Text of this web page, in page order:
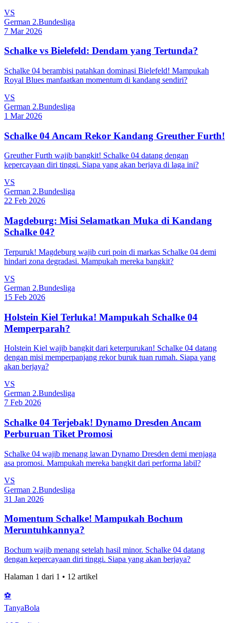
VS
German 2.Bundesliga
7 Mar 2026
Schalke vs Bielefeld: Dendam yang Tertunda?
Schalke 04 berambisi patahkan dominasi Bielefeld! Mampukah
Royal Blues manfaatkan momentum di kandang sendiri?
VS
German 2.Bundesliga
1 Mar 2026
Schalke 04 Ancam Rekor Kandang Greuther Furth!
Greuther Furth wajib bangkit! Schalke 04 datang dengan
kepercayaan diri tinggi. Siapa yang akan berjaya di laga ini?
VS
German 2.Bundesliga
22 Feb 2026
Magdeburg: Misi Selamatkan Muka di Kandang
Schalke 04?
Terpuruk! Magdeburg wajib curi poin di markas Schalke 04 demi
hindari zona degradasi. Mampukah mereka bangkit?
VS
German 2.Bundesliga
15 Feb 2026
Holstein Kiel Terluka! Mampukah Schalke 04
Memperparah?
Holstein Kiel wajib bangkit dari keterpurukan! Schalke 04 datang
dengan misi memperpanjang rekor buruk tuan rumah. Siapa yang
akan berjaya?
VS
German 2.Bundesliga
7 Feb 2026
Schalke 04 Terjebak! Dynamo Dresden Ancam
Perburuan Tiket Promosi
Schalke 04 wajib menang lawan Dynamo Dresden demi menjaga
asa promosi. Mampukah mereka bangkit dari performa labil?
VS
German 2.Bundesliga
31 Jan 2026
Momentum Schalke! Mampukah Bochum
Meruntuhkannya?
Bochum wajib menang setelah hasil minor. Schalke 04 datang
dengan kepercayaan diri tinggi. Siapa yang akan berjaya?
Halaman 1 dari 1 • 12 artikel
⚽
TanyaBola